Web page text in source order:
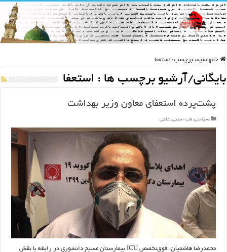
خانه سپس برچسب: استعفا
بایگانی/آرشیو برچسب ها : استعفا
پشت‌پرده استعفای معاون وزیر بهداشت
سیاسی, طب سنتی, علمی
محمدرضا هاشمیان، فوق‌تخصص ICU بیمارستان مسیح دانشوری در رابطه با نقش